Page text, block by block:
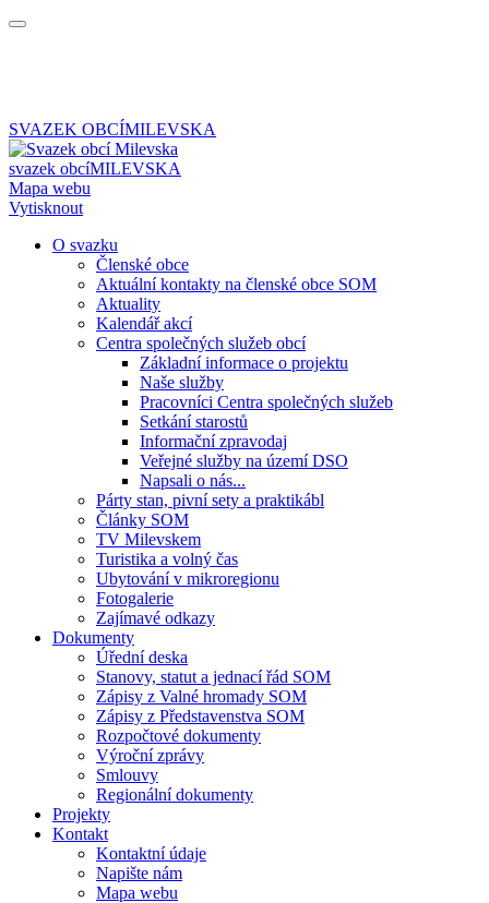
SVAZEK OBCÍMILEVSKA
svazek obcíMILEVSKA
Mapa webu
Vytisknout
O svazku
Členské obce
Aktuální kontakty na členské obce SOM
Aktuality
Kalendář akcí
Centra společných služeb obcí
Základní informace o projektu
Naše služby
Pracovníci Centra společných služeb
Setkání starostů
Informační zpravodaj
Veřejné služby na území DSO
Napsali o nás...
Párty stan, pivní sety a praktikábl
Články SOM
TV Milevskem
Turistika a volný čas
Ubytování v mikroregionu
Fotogalerie
Zajímavé odkazy
Dokumenty
Úřední deska
Stanovy, statut a jednací řád SOM
Zápisy z Valné hromady SOM
Zápisy z Představenstva SOM
Rozpočtové dokumenty
Výroční zprávy
Smlouvy
Regionální dokumenty
Projekty
Kontakt
Kontaktní údaje
Napište nám
Mapa webu